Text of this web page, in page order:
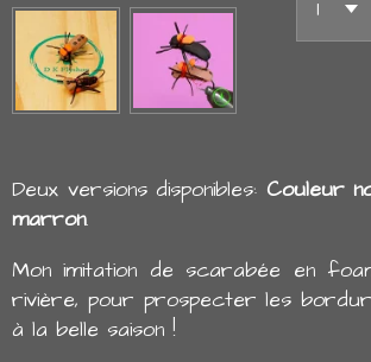
Deux versions disponibles: Couleur
marron.
Mon imitation de scarabée en
rivière, pour prospecter les
à la belle saison !